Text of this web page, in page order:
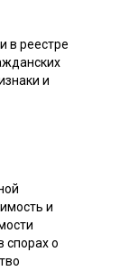
в реестре
и
и
спорах о